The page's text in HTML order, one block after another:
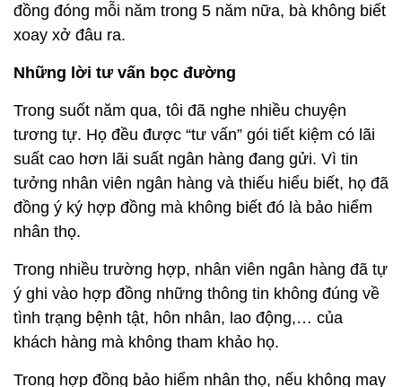
đồng đóng mỗi năm trong 5 năm nữa, bà không biết
xoay xở đâu ra.
Những lời tư vấn bọc đường
Trong suốt năm qua, tôi đã nghe nhiều chuyện
tương tự. Họ đều được “tư vấn” gói tiết kiệm có lãi
suất cao hơn lãi suất ngân hàng đang gửi. Vì tin
tưởng nhân viên ngân hàng và thiếu hiểu biết, họ đã
đồng ý ký hợp đồng mà không biết đó là bảo hiểm
nhân thọ.
Trong nhiều trường hợp, nhân viên ngân hàng đã tự
ý ghi vào hợp đồng những thông tin không đúng về
tình trạng bệnh tật, hôn nhân, lao động,… của
khách hàng mà không tham khảo họ.
Trong hợp đồng bảo hiểm nhân thọ, nếu không may